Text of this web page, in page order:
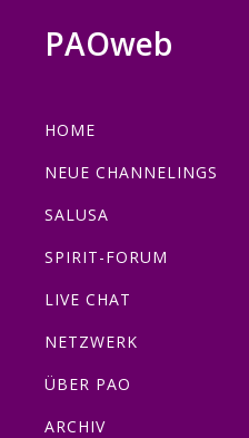
Hauptnavigation
Inhalt
Seitenspalte
FußzeilePAOweb
HOME
NEUE CHANNELINGS
SALUSA
SPIRIT-FORUM
LIVE CHAT
NETZWERK
ÜBER PAO
ARCHIV